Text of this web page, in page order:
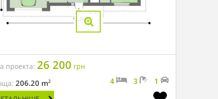
проекта: 26 200 грн
206.20 m2 4 3 1